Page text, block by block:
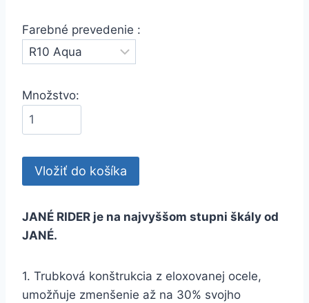
Farebné prevedenie :
Množstvo:
JANÉ RIDER je na najvyššom stupni škály od
JANÉ.
1. Trubková konštrukcia z eloxovanej ocele,
umožňuje zmenšenie až na 30% svojho